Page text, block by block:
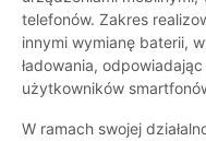
telefonów. Zakres
innymi wymianę baterii,
ładowania,
użytkowników
W ramach swojej